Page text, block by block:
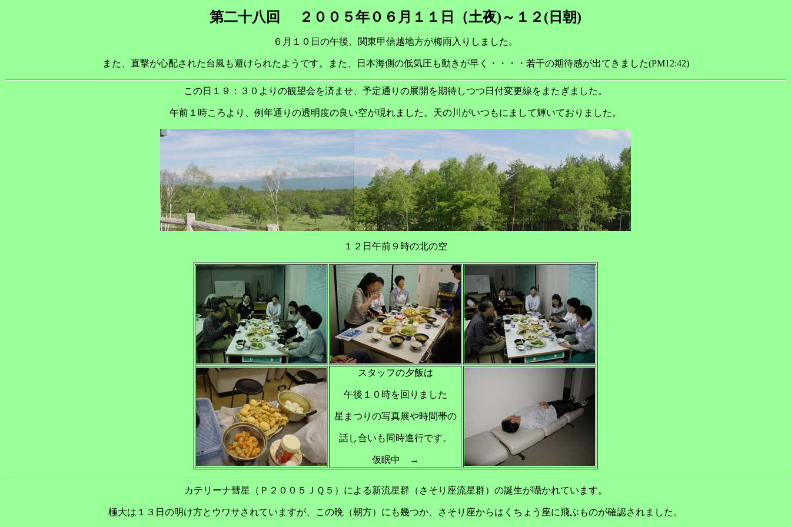
第二十八回 ２００５年０６月１１日（土夜)～１２(日朝)
６月１０日の午後、関東甲信越地方が梅雨入りしました。
また、直撃が心配された台風も避けられたようです。また、日本海側の低気圧も動きが早く・・・・若干の期待感が出てきました(PM12:42)
この日１９：３０よりの観望会を済ませ、予定通りの展開を期待しつつ日付変更線をまたぎました。
午前１時ころより、例年通りの透明度の良い空が現れました。天の川がいつもにまして輝いておりました。
１２日午前９時の北の空
スタッフの夕飯は
午後１０時を回りました
星まつりの写真展や時間帯の
話し合いも同時進行です。
仮眠中 →
カテリーナ彗星（Ｐ２００５ＪＱ５）による新流星群（さそり座流星群）の誕生が囁かれています。
極大は１３日の明け方とウワサされていますが、この晩（朝方）にも幾つか、さそり座からはくちょう座に飛ぶものが確認されました。